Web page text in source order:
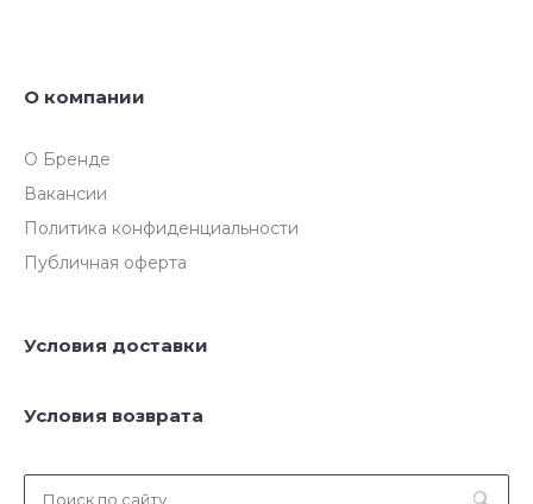
О компании
О Бренде
Вакансии
Политика конфиденциальности
Публичная оферта
Условия доставки
Условия возврата